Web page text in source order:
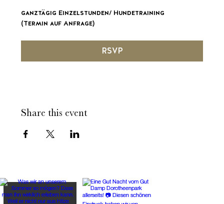
ganztägig Einzelstunden/ Hundetraining
(Termin auf Anfrage)
RSVP
Share this event